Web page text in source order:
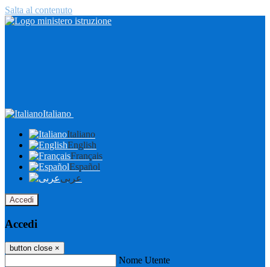
Salta al contenuto
Italiano
Italiano
English
Français
Español
عربى
Accedi
Accedi
button close ×
Nome Utente